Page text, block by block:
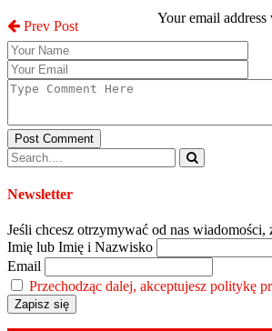
Prev Post
Your email
Post Comment
Newsletter
Jeśli chcesz otrzymywać od nas wiadomości,
Imię lub Imię i Nazwisko
Email
Przechodząc dalej, akceptujesz politykę